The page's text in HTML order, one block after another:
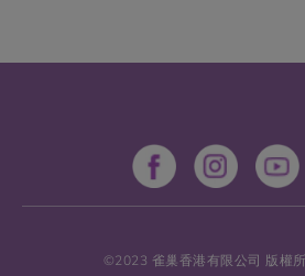
©2023 雀巢香港有限公司 版權